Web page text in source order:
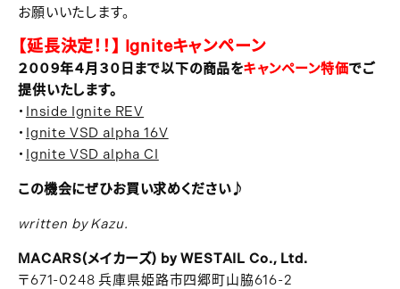
お願いいたします。
【延長決定！！】 Igniteキャンペーン
２００９年４月３０日まで以下の商品をキャンペーン特価でご
提供いたします。
・ Inside Ignite REV
・ Ignite VSD alpha 16V
・ Ignite VSD alpha CI
この機会にぜひお買い求めください♪
written by Kazu.
MACARS(メイカーズ) by WESTAIL Co., Ltd.
〒671-0248 兵庫県姫路市四郷町山脇616-2